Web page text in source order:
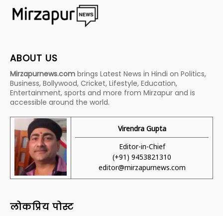
ABOUT US
Mirzapurnews.com brings Latest News in Hindi on Politics,
Business, Bollywood, Cricket, Lifestyle, Education,
Entertainment, sports and more from Mirzapur and is
accessible around the world.
Virendra Gupta
Editor-in-Chief
(+91) 9453821310
editor@mirzapurnews.com
लोकप्रिय पोस्ट